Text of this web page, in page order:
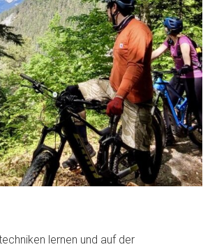
lernen und auf der